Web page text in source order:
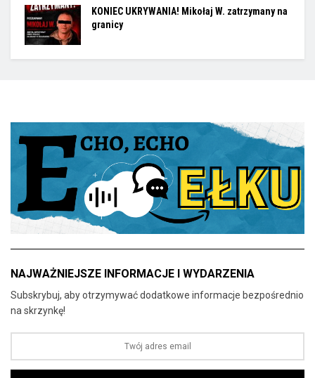
KONIEC UKRYWANIA! Mikołaj W. zatrzymany na
granicy
NAJWAŻNIEJSZE INFORMACJE I WYDARZENIA
Subskrybuj, aby otrzymywać dodatkowe informacje bezpośrednio
na skrzynkę!